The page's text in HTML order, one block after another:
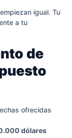
igual. Tu
a tu
de
ofrecidas
dólares